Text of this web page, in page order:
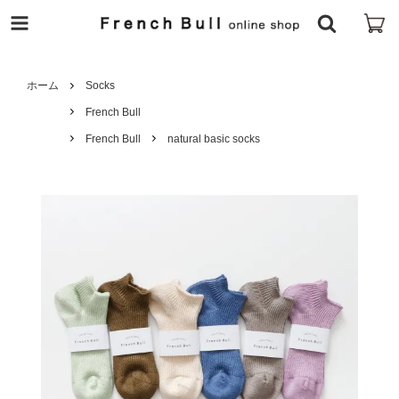
ホーム Socks
French Bull
French Bull natural basic socks